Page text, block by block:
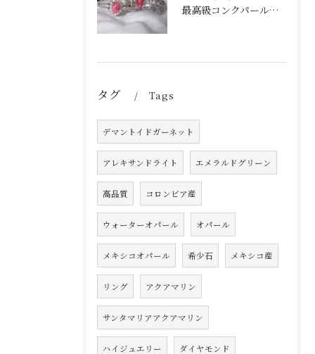
最高級コンクパールダイヤモンドリングシリーズ
タグ Tags
デマントイドガーネット
アレキサンドライト エメラルドグリーン
高品質 コロンビア産
ウォーターオパール オパール
メキシコオパール 希少石 メキシコ産
リング アクアマリン
サンタマリアアクアマリン
ハイジュエリー ダイヤモンド